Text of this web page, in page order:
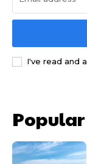
I've read and